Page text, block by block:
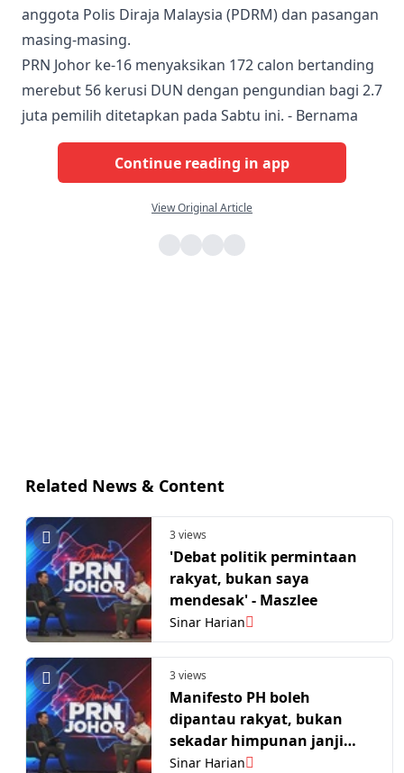
anggota Polis Diraja Malaysia (PDRM) dan pasangan
masing-masing.
PRN Johor ke-16 menyaksikan 172 calon bertanding
merebut 56 kerusi DUN dengan pengundian bagi 2.7
juta pemilih ditetapkan pada Sabtu ini. - Bernama
Continue reading in app
View Original Article
Related News & Content
3 views
'Debat politik permintaan
rakyat, bukan saya
mendesak' - Maszlee
Sinar Harian
3 views
Manifesto PH boleh
dipantau rakyat, bukan
sekadar himpunan janji
politik - Maszlee Malik
Sinar Harian